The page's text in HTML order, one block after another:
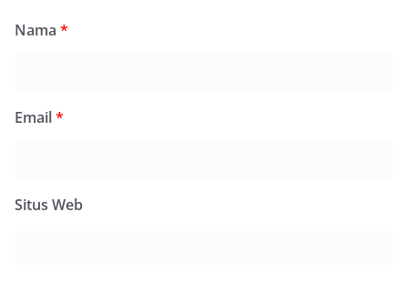
Nama *
Email*
Situs Web